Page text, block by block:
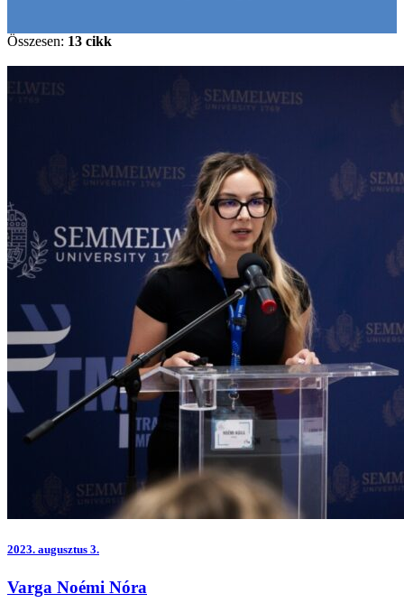
Összesen: 13 cikk
2023. augusztus 3.
Varga Noémi Nóra